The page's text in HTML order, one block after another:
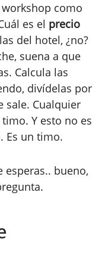
como
es el precio
del hotel, ¿no?
suena a que
Calcula las
divídelas por
sale. Cualquier
Y esto no es
Es un timo.
esperas.. bueno,